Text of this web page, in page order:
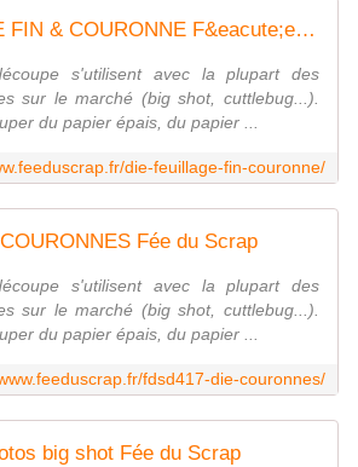
DIE FEUILLAGE FIN & COURONNE F&eacute;e du Scrap
s'utilisent avec la plupart des
sur le marché (big shot, cuttlebug...).
du papier épais, du papier ...
die-feuillage-fin-couronne/
Fée du Scrap
s'utilisent avec la plupart des
sur le marché (big shot, cuttlebug...).
du papier épais, du papier ...
fdsd417-die-couronnes/
big shot Fée du Scrap